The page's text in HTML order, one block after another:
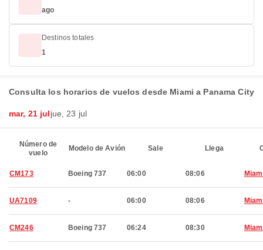
ago
Destinos totales
1
Consulta los horarios de vuelos desde Miami a Panama City
mar, 21 juljue, 23 jul
Número de
vuelo
Modelo de Avión Sale Llega
CM173 Boeing 737 06:00 08:06
UA7109 - 06:00 08:06
CM246 Boeing 737 06:24 08:30